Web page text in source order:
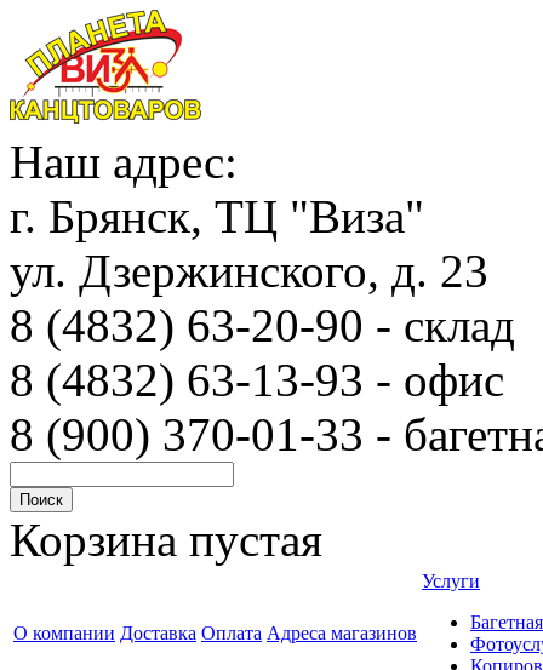
Наш адрес:
г. Брянск, ТЦ "Виза"
ул. Дзержинского, д. 23
8 (4832) 63-20-90 -
8 (4832) 63-13-93 - офис
8 (900) 370-01-33 -
Корзина пустая
О компании Доставка Оплата Адреса магазинов
Услуги